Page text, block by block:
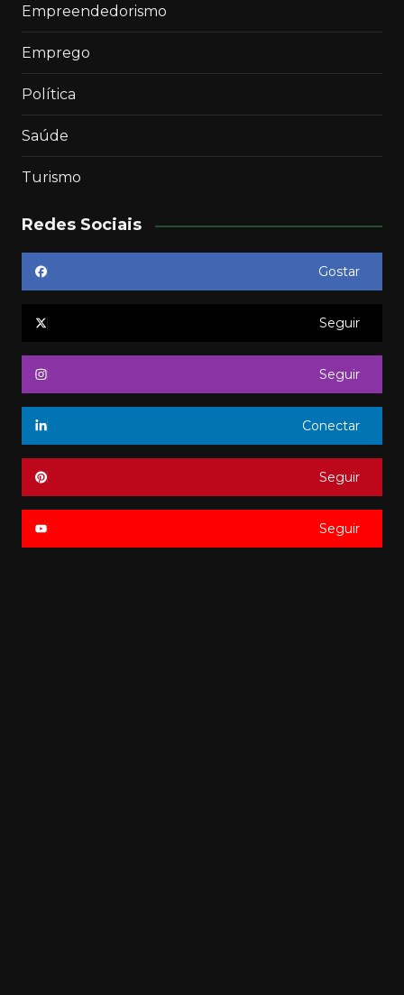
Empreendedorismo
Emprego
Política
Saúde
Turismo
Redes Sociais
Gostar
Seguir
Seguir
Conectar
Seguir
Seguir